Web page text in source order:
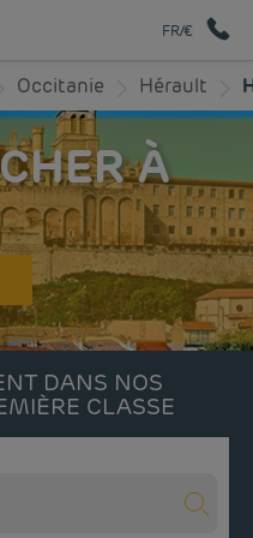
FR/€
Occitanie Hérault
À
DANS NOS
CLASSE